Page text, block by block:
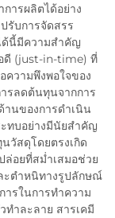
ารผลิตได้อย่าง
รับการจัดสรร
ด้นี้มีความสำคัญ
ดี (just-in-time) ที่
ความพึงพอใจของ
รลดต้นทุนจากการ
นของการดำเนิน
ทบอย่างมีนัยสำคัญ
วัสดุโดยตรงเกิด
ล่อยที่สม่ำเสมอช่วย
ะตำหนิทางรูปลักษณ์
รในการทำความ
ำละลาย สารเคมี